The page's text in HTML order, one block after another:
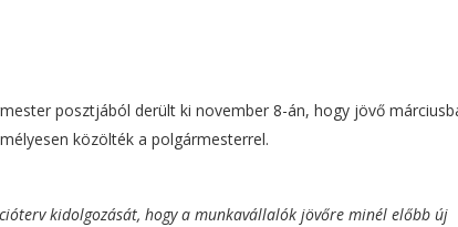
posztjából derült ki november 8-án, hogy jövő
közölték a polgármesterrel.
kidolgozását, hogy a munkavállalók jövőre minél előbb új